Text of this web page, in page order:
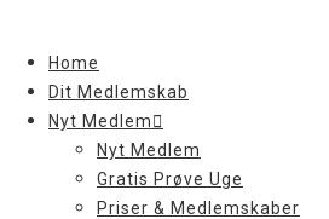
contentHome
Dit Medlemskab
Nyt Medlem
Nyt Medlem
Gratis Prøve Uge
Priser & Medlemskaber